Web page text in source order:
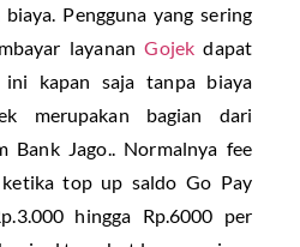
Pengguna yang sering
layananGojekdapat
kapan saja tanpa biaya
merupakan bagian dari
Bank Jago.. Normalnya fee
ketika top up saldo Go Pay
hingga Rp.6000 per